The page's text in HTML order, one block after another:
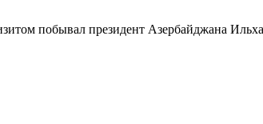
побывал президент Азербайджана